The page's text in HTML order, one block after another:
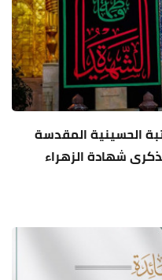
الحسينية المقدسة
شهادة الزهراء